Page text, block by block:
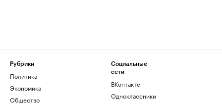
Рубрики
Политика
Экономика
Общество
Социальные
сети
ВКонтакте
Одноклассники